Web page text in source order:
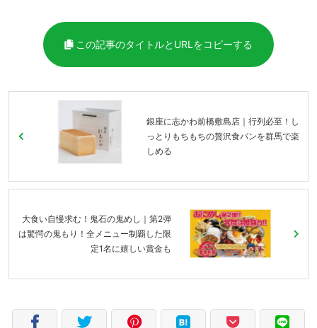
この記事のタイトルとURLをコピーする
銀座に志かわ前橋敷島店｜行列必至！し
っとりもちもちの贅沢食パンを群馬で楽
しめる
大食い自慢求む！鬼石の鬼めし｜第2弾
は驚愕の鬼もり！全メニュー制覇した限
定1名に嬉しい賞金も